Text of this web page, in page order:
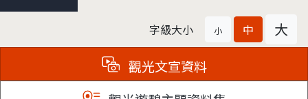
字級大小 小 中 大
觀光文宣資料